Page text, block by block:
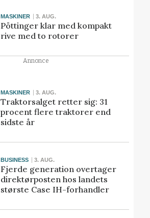
MASKINER 3. AUG.
Pöttinger klar med kompakt
rive med to rotorer
Annonce
MASKINER 3. AUG.
Traktorsalget retter sig: 31
procent flere traktorer end
sidste år
BUSINESS 3. AUG.
Fjerde generation overtager
direktørposten hos landets
største Case IH-forhandler